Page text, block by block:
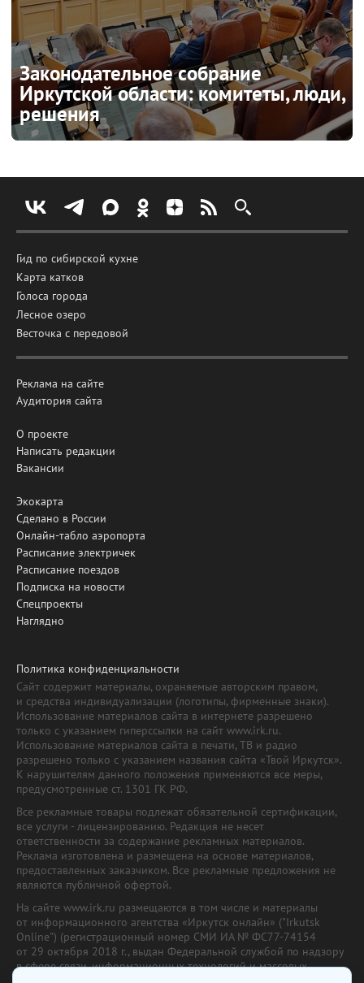
Законодательное собрание
Иркутской области: комитеты, люди,
решения
Гид по сибирской кухне
Карта катков
Голоса города
Лесное озеро
Весточка с передовой
Реклама на сайте
Аудитория сайта
О проекте
Написать редакции
Вакансии
Экокарта
Сделано в России
Онлайн-табло аэропорта
Расписание электричек
Расписание поездов
Подписка на новости
Спецпроекты
Наглядно
Политика конфиденциальности
Сайт содержит материалы, охраняемые авторским правом,
и средства индивидуализации (логотипы, фирменные знаки).
Использование материалов сайта в интернете разрешено
только с указанием гиперссылки на сайт www.irk.ru.
Использование материалов сайта в печати, ТВ и радио
разрешено только с указанием названия сайта «Твой Иркутск».
К нарушителям данного положения применяются все меры,
предусмотренные ст. 1301 ГК РФ.
Все рекламные товары подлежат обязательной сертификации,
все услуги - лицензированию. Редакция не несет
ответственности за содержание рекламных материалов.
Реклама изготовлена и размещена на основе материалов,
предоставленных заказчиком. Все рекламные предложения не
являются публичной офертой.
На сайте www.irk.ru размещаются в том числе и материалы
от информационного агентства «Иркутск онлайн» ("Irkutsk
Online") (регистрационный номер СМИ ИА № ФС77-74154
от 29 октября 2018 г., выдан Федеральной службой по надзору
в сфере связи, информационных технологий и массовых